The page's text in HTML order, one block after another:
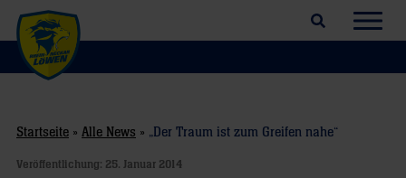
Suchfeld öffnen
Startseite » Alle News » „Der Traum ist zum Greifen nahe“
Veröffentlichung: 25. Januar 2014